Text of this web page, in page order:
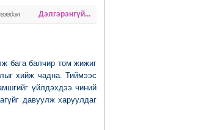
Дэлгэрэнгүй...
бага балчир том жижиг
хийж чадна. Тиймээс
үйлдэхдээ чиний
давуулж харуулдаг